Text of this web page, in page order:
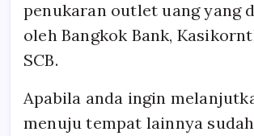
penukaran outlet uang yang
oleh Bangkok Bank,
SCB.
Apabila anda ingin
menuju tempat lainnya